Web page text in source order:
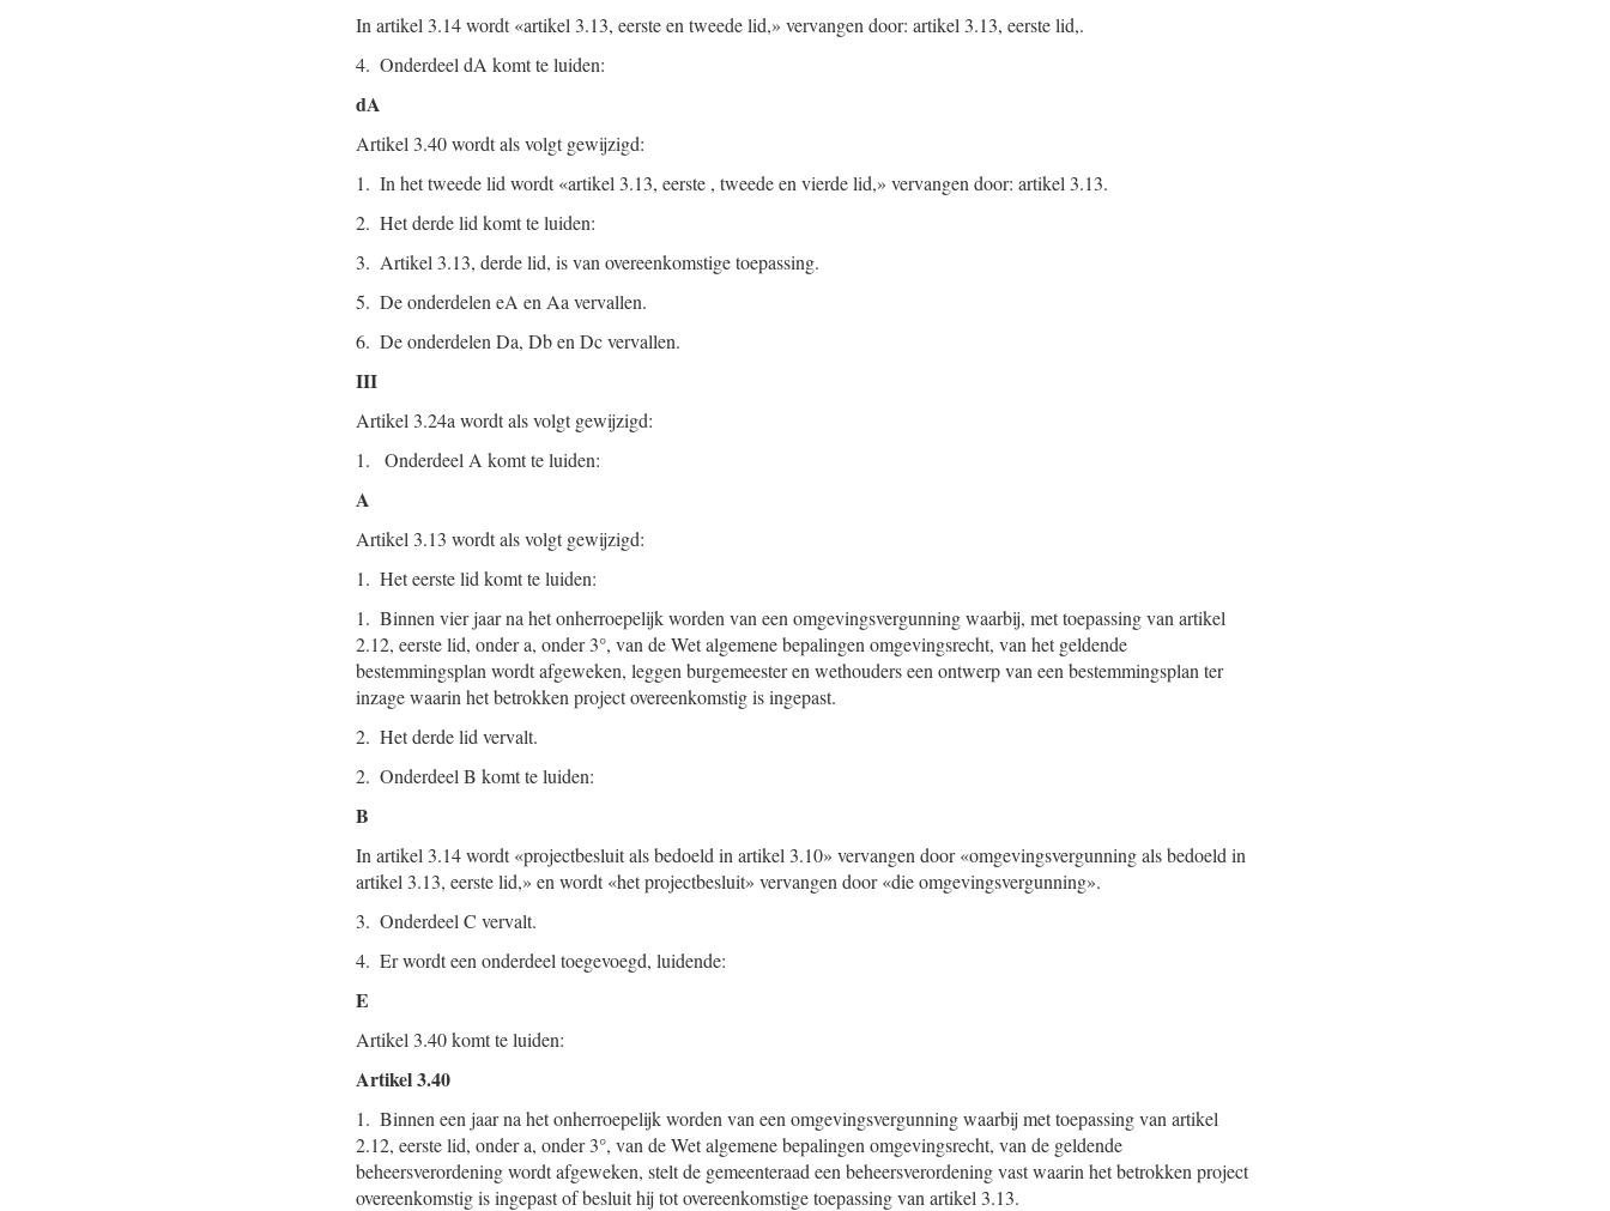
In artikel 3.14 wordt «artikel 3.13, eerste en tweede lid,» vervangen door: artikel 3.13, eerste lid,.
4. Onderdeel dA komt te luiden:
dA
Artikel 3.40 wordt als volgt gewijzigd:
1. In het tweede lid wordt «artikel 3.13, eerste , tweede en vierde lid,» vervangen door: artikel 3.13.
2. Het derde lid komt te luiden:
3. Artikel 3.13, derde lid, is van overeenkomstige toepassing.
5. De onderdelen eA en Aa vervallen.
6. De onderdelen Da, Db en Dc vervallen.
III
Artikel 3.24a wordt als volgt gewijzigd:
1. Onderdeel A komt te luiden:
A
Artikel 3.13 wordt als volgt gewijzigd:
1. Het eerste lid komt te luiden:
1. Binnen vier jaar na het onherroepelijk worden van een omgevingsvergunning waarbij, met toepassing van artikel
2.12, eerste lid, onder a, onder 3°, van de Wet algemene bepalingen omgevingsrecht, van het geldende
bestemmingsplan wordt afgeweken, leggen burgemeester en wethouders een ontwerp van een bestemmingsplan ter
inzage waarin het betrokken project overeenkomstig is ingepast.
2. Het derde lid vervalt.
2. Onderdeel B komt te luiden:
B
In artikel 3.14 wordt «projectbesluit als bedoeld in artikel 3.10» vervangen door «omgevingsvergunning als bedoeld in
artikel 3.13, eerste lid,» en wordt «het projectbesluit» vervangen door «die omgevingsvergunning».
3. Onderdeel C vervalt.
4. Er wordt een onderdeel toegevoegd, luidende:
E
Artikel 3.40 komt te luiden:
Artikel 3.40
1. Binnen een jaar na het onherroepelijk worden van een omgevingsvergunning waarbij met toepassing van artikel
2.12, eerste lid, onder a, onder 3°, van de Wet algemene bepalingen omgevingsrecht, van de geldende
beheersverordening wordt afgeweken, stelt de gemeenteraad een beheersverordening vast waarin het betrokken project
overeenkomstig is ingepast of besluit hij tot overeenkomstige toepassing van artikel 3.13.